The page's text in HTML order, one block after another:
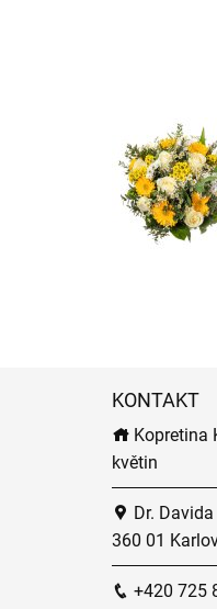
KONTAKT
Kopretina
květin
Dr.
360 01
+420 725